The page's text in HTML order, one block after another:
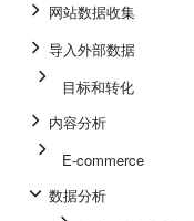
网站数据收集
导入外部数据
目标和转化
内容分析
E-commerce
数据分析